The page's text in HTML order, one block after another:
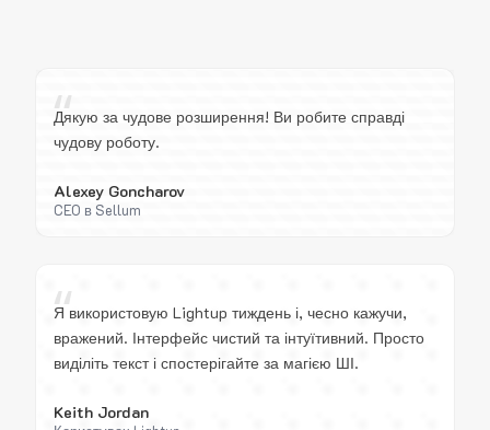
“
Дякую за чудове розширення! Ви робите справді
чудову роботу.
Alexey Goncharov
CEO в Sellum
“
Я використовую Lightup тиждень і, чесно кажучи,
вражений. Інтерфейс чистий та інтуїтивний. Просто
виділіть текст і спостерігайте за магією ШІ.
Keith Jordan